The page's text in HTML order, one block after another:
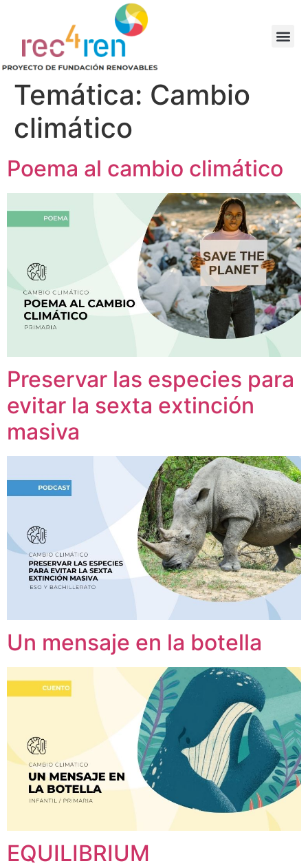
Temática: Cambio
climático
Poema al cambio climático
Preservar las especies para
evitar la sexta extinción
masiva
Un mensaje en la botella
EQUILIBRIUM